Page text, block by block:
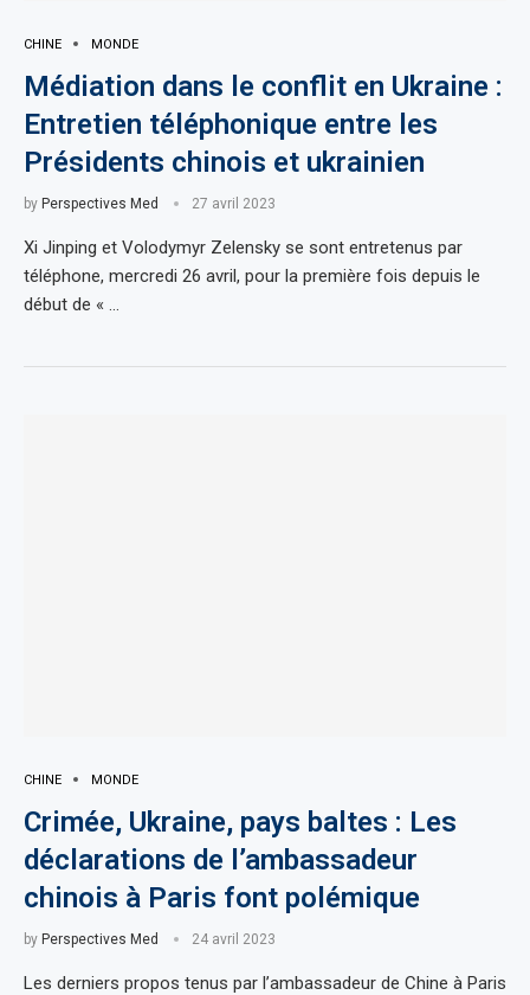
CHINE MONDE
Médiation dans le conflit en Ukraine :
Entretien téléphonique entre les
Présidents chinois et ukrainien
by Perspectives Med 27 avril 2023
Xi Jinping et Volodymyr Zelensky se sont entretenus par
téléphone, mercredi 26 avril, pour la première fois depuis le
début de « …
CHINE MONDE
Crimée, Ukraine, pays baltes : Les
déclarations de l’ambassadeur
chinois à Paris font polémique
by Perspectives Med 24 avril 2023
Les derniers propos tenus par l’ambassadeur de Chine à Paris